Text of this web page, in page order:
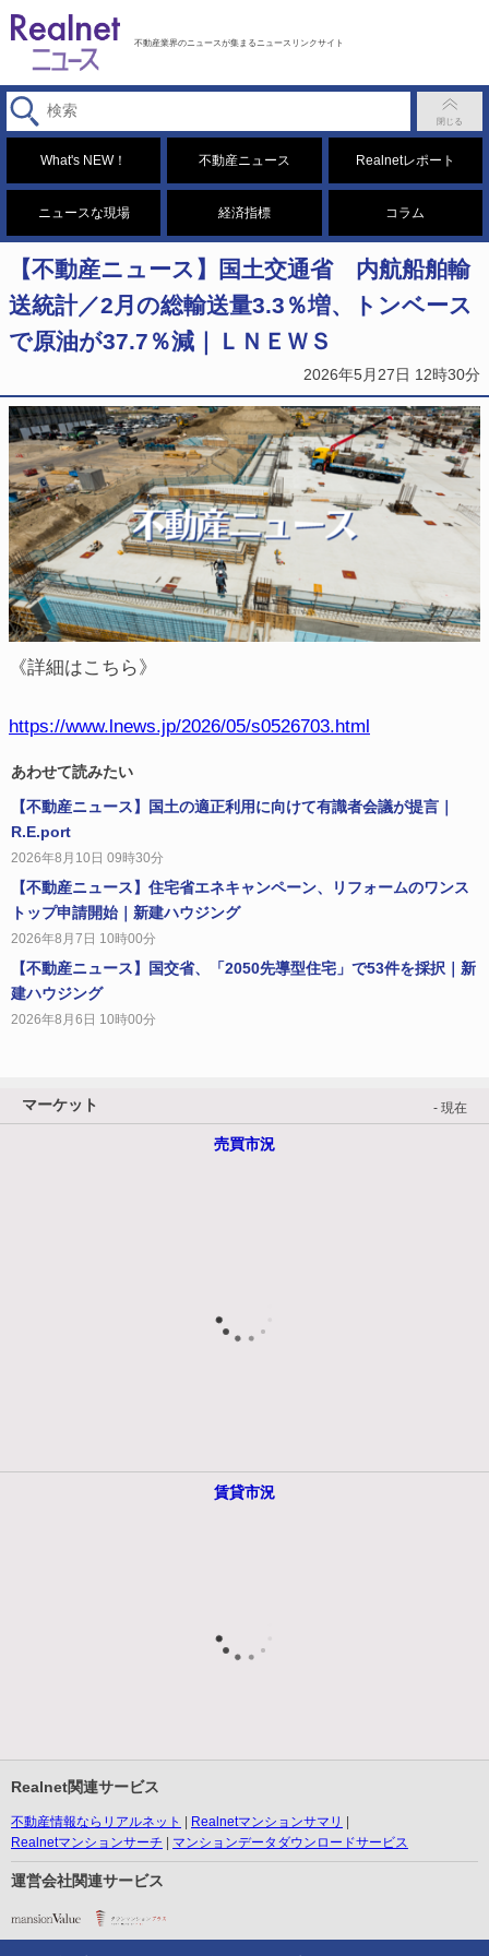
不動産業界のニュースが集まるニュースリンクサイト
What's NEW！ 不動産ニュース Realnetレポート
ニュースな現場 経済指標 コラム
【不動産ニュース】国土交通省 内航船舶輸
送統計／2月の総輸送量3.3％増、トンベース
で原油が37.7％減｜ＬＮＥＷＳ
2026年5月27日 12時30分
《詳細はこちら》
https://www.lnews.jp/2026/05/s0526703.html
あわせて読みたい
【不動産ニュース】国土の適正利用に向けて有識者会議が提言｜
R.E.port
2026年8月10日 09時30分
【不動産ニュース】住宅省エネキャンペーン、リフォームのワンス
トップ申請開始｜新建ハウジング
2026年8月7日 10時00分
【不動産ニュース】国交省、「2050先導型住宅」で53件を採択｜新
建ハウジング
2026年8月6日 10時00分
マーケット - 現在
売買市況
賃貸市況
Realnet関連サービス
不動産情報ならリアルネット
Realnetマンションサマリ
Realnetマンションサーチ
マンションデータダウンロードサービス
運営会社関連サービス